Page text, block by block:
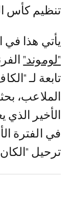
تنظيم كأس
يأتي هذا
"لوموند"
تابعة لـ
الملاعب،
الأخير
في الفترة
ترحيل